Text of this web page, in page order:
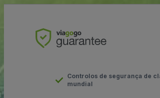
Controlos de segurança de
mundial